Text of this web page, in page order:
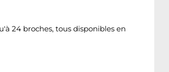
24 broches, tous disponibles en